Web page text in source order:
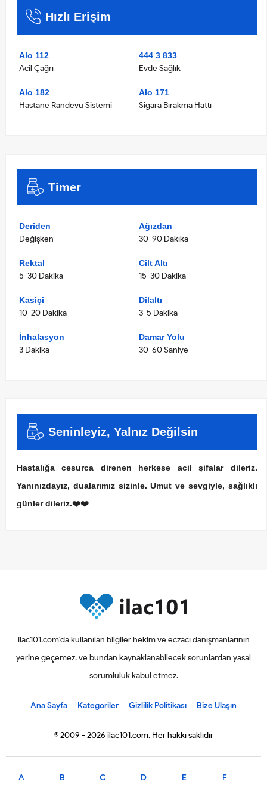
Hızlı Erişim
Alo 112
Acil Çağrı
444 3 833
Evde Sağlık
Alo 182
Hastane Randevu Sistemi
Alo 171
Sigara Bırakma Hattı
Timer
Deriden
Değişken
Ağızdan
30-90 Dakıka
Rektal
5-30 Dakika
Cilt Altı
15-30 Dakika
Kasiçi
10-20 Dakika
Dilaltı
3-5 Dakika
İnhalasyon
3 Dakika
Damar Yolu
30-60 Saniye
Seninleyiz, Yalnız Değilsin
Hastalığa cesurca direnen herkese acil şifalar dileriz.
Yanınızdayız, dualarımız sizinle. Umut ve sevgiyle, sağlıklı
günler dileriz.❤️❤️
ilac101.com'da kullanılan bilgiler hekim ve eczacı danışmanlarının
yerine geçemez. ve bundan kaynaklanabilecek sorunlardan yasal
sorumluluk kabul etmez.
Ana Sayfa Kategoriler Gizlilik Politikası Bize Ulaşın
© 2009 - 2026 ilac101.com. Her hakkı saklıdır
A B C D E F